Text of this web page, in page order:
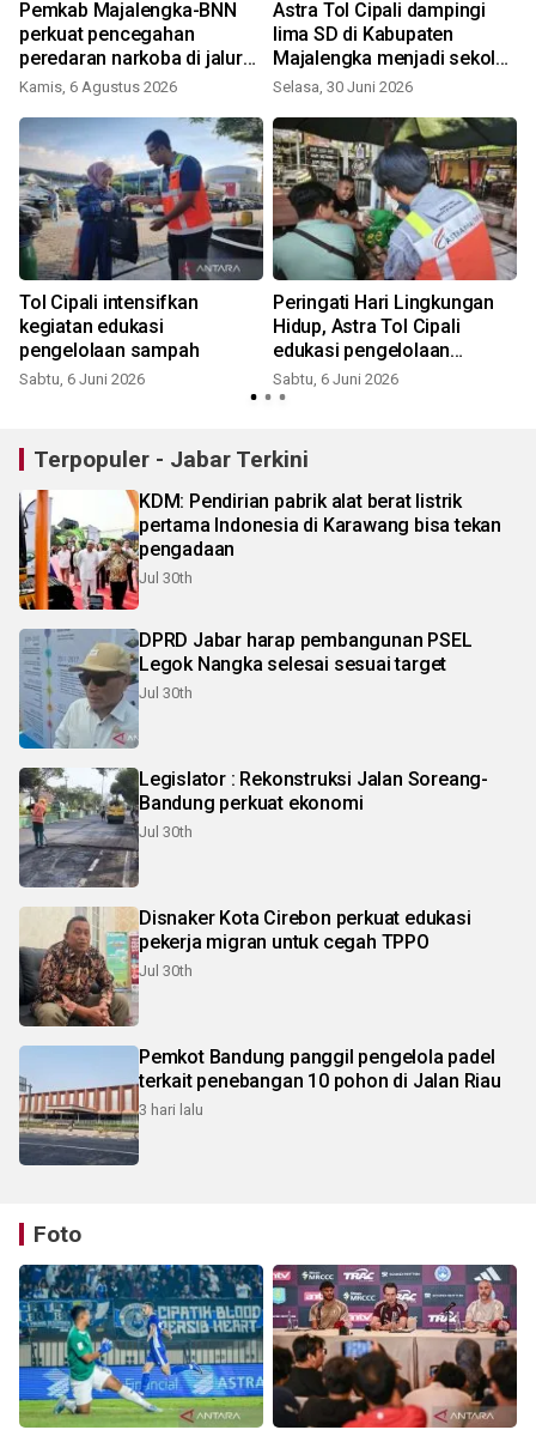
Pemkab Majalengka-BNN
perkuat pencegahan
peredaran narkoba di jalur
strategis
Kamis, 6 Agustus 2026
Astra Tol Cipali dampingi
lima SD di Kabupaten
Majalengka menjadi sekolah
unggul
Selasa, 30 Juni 2026
Tol Cipali intensifkan
kegiatan edukasi
pengelolaan sampah
Sabtu, 6 Juni 2026
Peringati Hari Lingkungan
Hidup, Astra Tol Cipali
edukasi pengelolaan
sampah untuk Aksi Iklim di
Rest Area KM 164
Sabtu, 6 Juni 2026
Terpopuler - Jabar Terkini
KDM: Pendirian pabrik alat berat listrik
pertama Indonesia di Karawang bisa tekan
pengadaan
Jul 30th
DPRD Jabar harap pembangunan PSEL
Legok Nangka selesai sesuai target
Jul 30th
Legislator : Rekonstruksi Jalan Soreang-
Bandung perkuat ekonomi
Jul 30th
Disnaker Kota Cirebon perkuat edukasi
pekerja migran untuk cegah TPPO
Jul 30th
Pemkot Bandung panggil pengelola padel
terkait penebangan 10 pohon di Jalan Riau
3 hari lalu
Foto